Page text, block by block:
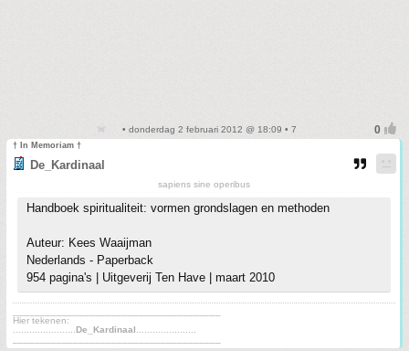
• donderdag 2 februari 2012 @ 18:09 • 7
† In Memoriam †
De_Kardinaal
sapiens sine operibus
Handboek spiritualiteit: vormen grondslagen en methoden
Auteur: Kees Waaijman
Nederlands - Paperback
954 pagina's | Uitgeverij Ten Have | maart 2010
Hier tekenen:
De_Kardinaal